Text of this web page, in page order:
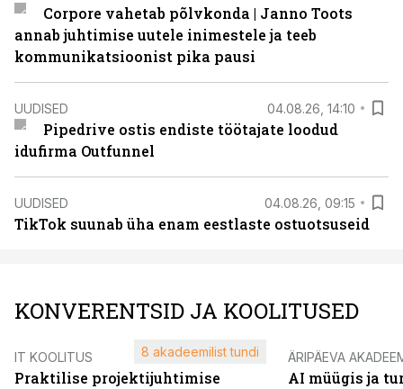
Corpore vahetab põlvkonda | Janno Toots
annab juhtimise uutele inimestele ja teeb
kommunikatsioonist pika pausi
UUDISED 04.08.26, 14:10
Pipedrive ostis endiste töötajate loodud
idufirma Outfunnel
UUDISED 04.08.26, 09:15
TikTok suunab üha enam eestlaste ostuotsuseid
KONVERENTSID JA KOOLITUSED
IT KOOLITUS
Praktilise projektijuhtimise
8 akadeemilist tundi ÄRIPÄEVA
AI müügis ja